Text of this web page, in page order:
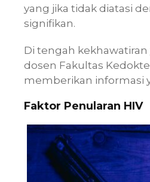
yang jika tidak diatasi
signifikan.
Di tengah
dosen Fakultas
memberikan informasi
Faktor Penularan HIV